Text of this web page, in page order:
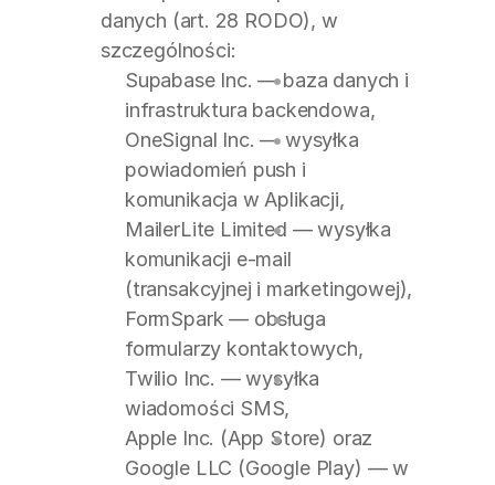
danych (art. 28 RODO), w
szczególności:
Supabase Inc. — baza danych i
infrastruktura backendowa,
OneSignal Inc. — wysyłka
powiadomień push i
komunikacja w Aplikacji,
MailerLite Limited — wysyłka
komunikacji e-mail
(transakcyjnej i marketingowej),
FormSpark — obsługa
formularzy kontaktowych,
Twilio Inc. — wysyłka
wiadomości SMS,
Apple Inc. (App Store) oraz
Google LLC (Google Play) — w